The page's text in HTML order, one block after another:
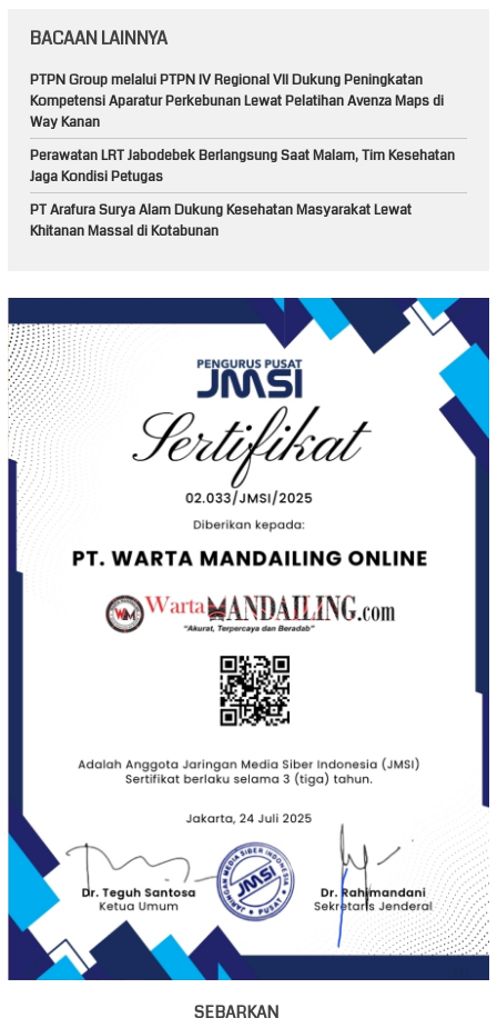
BACAAN LAINNYA
PTPN Group melalui PTPN IV Regional VII Dukung Peningkatan
Kompetensi Aparatur Perkebunan Lewat Pelatihan Avenza Maps di
Way Kanan
Perawatan LRT Jabodebek Berlangsung Saat Malam, Tim Kesehatan
Jaga Kondisi Petugas
PT Arafura Surya Alam Dukung Kesehatan Masyarakat Lewat
Khitanan Massal di Kotabunan
SEBARKAN